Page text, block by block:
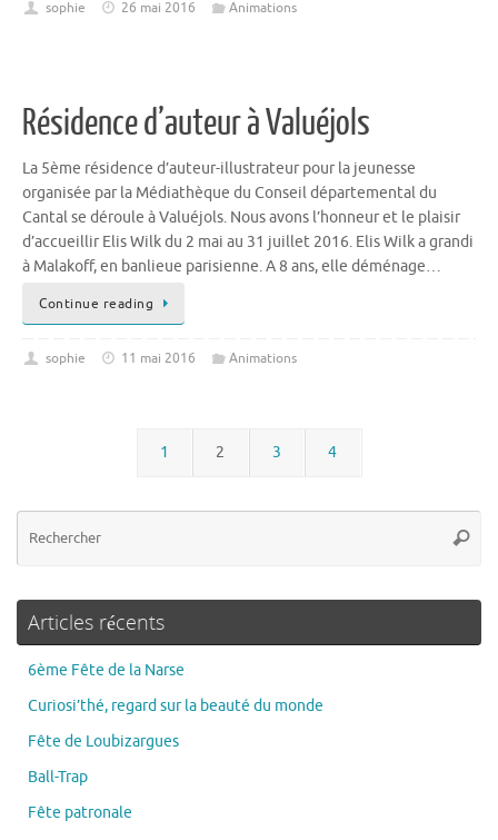
sophie 26 mai 2016 Animations
Résidence d’auteur à Valuéjols
La 5ème résidence d’auteur-illustrateur pour la jeunesse
organisée par la Médiathèque du Conseil départemental du
Cantal se déroule à Valuéjols. Nous avons l’honneur et le plaisir
d’accueillir Elis Wilk du 2 mai au 31 juillet 2016. Elis Wilk a grandi
à Malakoff, en banlieue parisienne. A 8 ans, elle déménage…
Continue reading
sophie 11 mai 2016 Animations
1 2 3 4
Articles récents
6ème Fête de la Narse
Curiosi’thé, regard sur la beauté du monde
Fête de Loubizargues
Ball-Trap
Fête patronale